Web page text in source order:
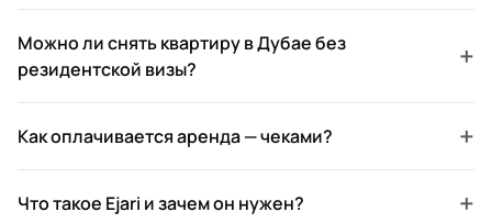
Можно ли снять квартиру в Дубае без
резидентской визы?
+
Как оплачивается аренда — чеками? +
Что такое Ejari и зачем он нужен? +